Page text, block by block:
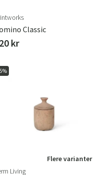
Classic
kr
Flere varianter
Living